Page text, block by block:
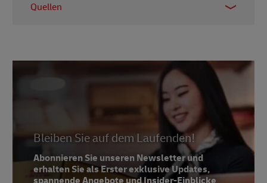
Quellen
, published September 2021
, published September 2021
, published September 2021
6 -Worldometer
, February 2022
7 - World Bank July 2020 data,Wikipedia
8 -International Monetary Fund, 2022
Bleiben Sie auf dem Laufenden!
Abonnieren Sie unseren Newsletter und
erhalten Sie als Erster exklusive Updates,
spannende Angebote und Insider-Einblicke